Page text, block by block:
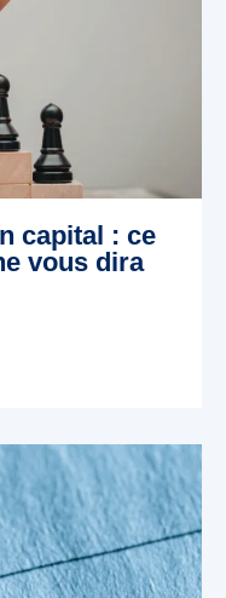
capital : ce
vous dira